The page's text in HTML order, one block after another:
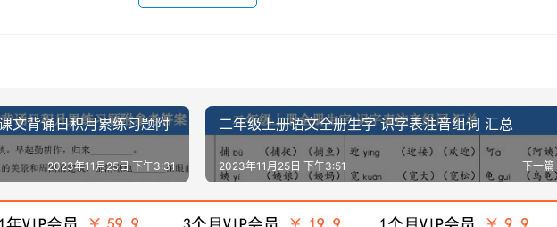
文背诵日积月累练习题附
2023年11月25日 下午3:31
二年级上册语文全册生字 识字表注音组词 汇总
下一篇
2023年11月25日 下午3:51